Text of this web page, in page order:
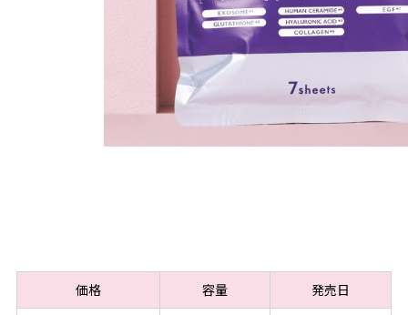
価格 容量
発売日